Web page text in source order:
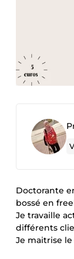
Doctorante
bossé en
Je travaille
différents
Je maitrise